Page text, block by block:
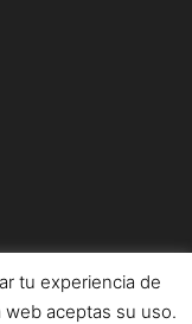
tu experiencia de
web aceptas su uso.